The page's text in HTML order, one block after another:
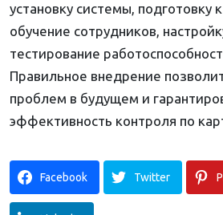
установку системы, подготовку
обучение сотрудников,
тестирование
Правильное внедрение
проблем в будущем и
эффективность контроля по
Facebook Twitter